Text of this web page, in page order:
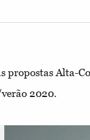
propostas Alta-
2020.